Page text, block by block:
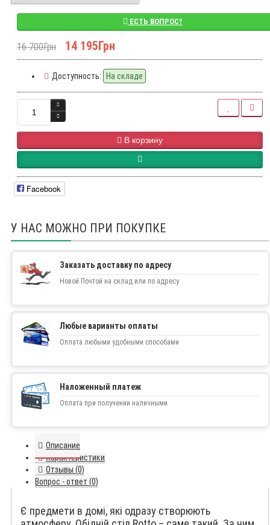
ЕСТЬ ВОПРОС?
16 700Грн 14 195Грн
Доступность: На складе
В корзину
Facebook
У НАС МОЖНО ПРИ ПОКУПКЕ
Заказать доставку по адресу
Новой Почтой на склад или по адресу
Любые варианты оплаты
Оплата любыми удобными способами
Наложенный платеж
Оплата при получении наличными
Описание
Характеристики
Отзывы (0)
Вопрос - ответ (0)
Є предмети в домі, які одразу створюють